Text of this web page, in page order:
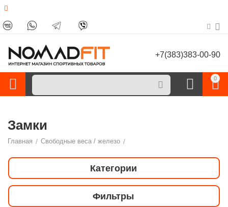
+7(383)383-00-90
0
Замки
Главная / Свободные веса / железо /
Категории
Фильтры